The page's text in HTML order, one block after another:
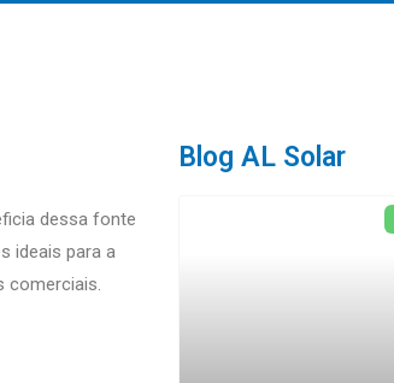
dessa fonte
ideais para a
comerciais.
Blog AL Solar